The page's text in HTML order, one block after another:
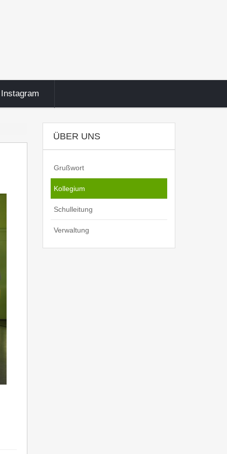
Instagram
ÜBER UNS
Grußwort
Kollegium
Schulleitung
Verwaltung